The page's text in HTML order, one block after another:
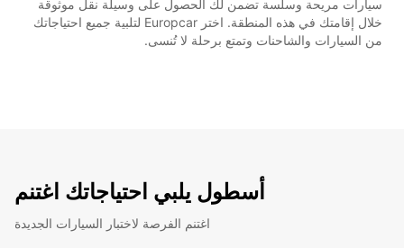
سيارات مريحة وسلسة تضمن لك الحصول على وسيلة نقل موثوقة
خلال إقامتك في هذه المنطقة. اختر Europcar لتلبية جميع احتياجاتك
من السيارات والشاحنات وتمتع برحلة لا تُنسى.
أسطول يلبي احتياجاتك اغتنم
اغتنم الفرصة لاختبار السيارات الجديدة